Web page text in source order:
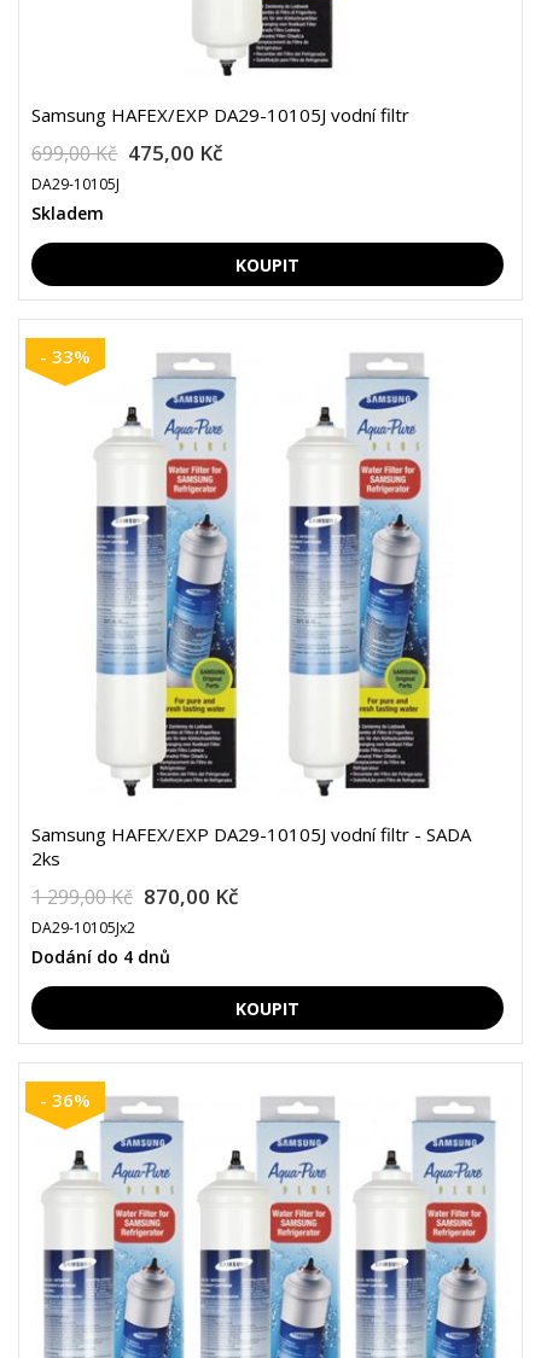
Samsung HAFEX/EXP DA29-10105J vodní filtr
699,00 Kč 475,00 Kč
DA29-10105J
Skladem
- 33%
Samsung HAFEX/EXP DA29-10105J vodní filtr - SADA
2ks
1 299,00 Kč 870,00 Kč
DA29-10105Jx2
Dodání do 4 dnů
- 36%